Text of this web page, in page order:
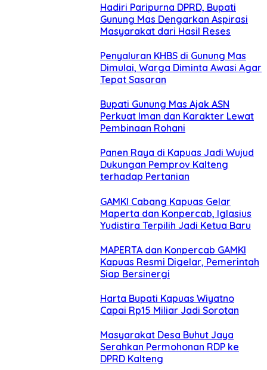
Hadiri Paripurna DPRD, Bupati
Gunung Mas Dengarkan Aspirasi
Masyarakat dari Hasil Reses
Penyaluran KHBS di Gunung Mas
Dimulai, Warga Diminta Awasi Agar
Tepat Sasaran
Bupati Gunung Mas Ajak ASN
Perkuat Iman dan Karakter Lewat
Pembinaan Rohani
Panen Raya di Kapuas Jadi Wujud
Dukungan Pemprov Kalteng
terhadap Pertanian
GAMKI Cabang Kapuas Gelar
Maperta dan Konpercab, Iglasius
Yudistira Terpilih Jadi Ketua Baru
MAPERTA dan Konpercab GAMKI
Kapuas Resmi Digelar, Pemerintah
Siap Bersinergi
Harta Bupati Kapuas Wiyatno
Capai Rp15 Miliar Jadi Sorotan
Masyarakat Desa Buhut Jaya
Serahkan Permohonan RDP ke
DPRD Kalteng